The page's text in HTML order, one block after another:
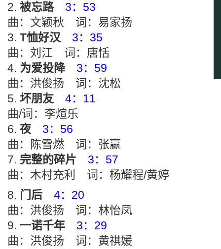
被忘路
3：53
曲：文颖秋 词：易家扬
T恤好汉
3：35
曲：刘江 词：唐恬
为爱投降
3：59
曲：洪俊扬 词：沈松
坏朋友
4：11
曲/词：李煊乐
夜
3：56
曲：陈雪燃 词：张赢
完整的碎片
3：57
曲：木村充利 词：杨耀程/黄婷
门后
4：20
曲：洪俊扬 词：林怡凤
一诺千年
3：29
曲：洪俊扬 词：黄祺媛